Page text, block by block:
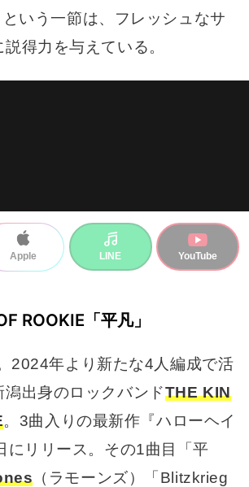
いう一節は、フレッシュなサ
得力を与えている。
Apple LINE YouTube
ROOKIE「平凡」
2024年より新たな4人編成で活
出身のロックバンドTHE KIN
。3曲入りの最新作『ハローヘイ
にリリース。その1曲目「平
（ラモーンズ）「Blitzkrieg